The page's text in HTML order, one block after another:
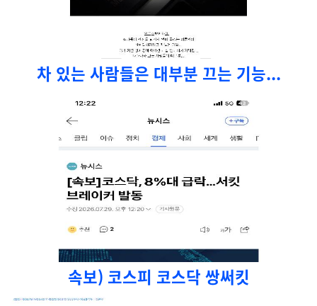
차 있는 사람들은 대부분 끄는 기능...
속보) 코스피 코스닥 쌍써킷